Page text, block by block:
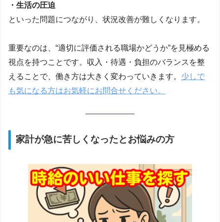
・生活の圧迫
といった問題につながり、状況改善が難しくなります。
重要なのは、“適切に評価される職場かどうか”を見極める
視点を持つことです。収入・待遇・負担のバランスを整
えることで、働き方は大きく変わっていきます。 少しで
も気になる方はお気軽にお問合せください。
家計が急に苦しくなったとお悩みの方